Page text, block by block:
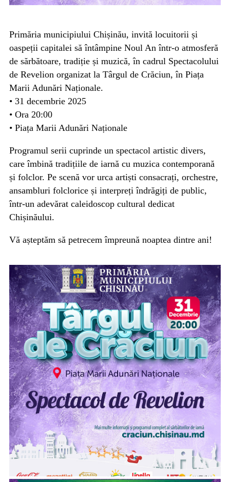
Primăria municipiului Chișinău, invită locuitorii și
oaspeții capitalei să întâmpine Noul An într-o atmosferă
de sărbătoare, tradiție și muzică, în cadrul Spectacolului
de Revelion organizat la Târgul de Crăciun, în Piața
Marii Adunări Naționale.
• 31 decembrie 2025
• Ora 20:00
• Piața Marii Adunări Naționale
Programul serii cuprinde un spectacol artistic divers,
care îmbină tradițiile de iarnă cu muzica contemporană
și folclor. Pe scenă vor urca artiști consacrați, orchestre,
ansambluri folclorice și interpreți îndrăgiți de public,
într-un adevărat caleidoscop cultural dedicat
Chișinăului.
Vă așteptăm să petrecem împreună noaptea dintre ani!